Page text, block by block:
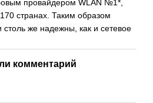
провайдером WLAN №1*,
странах. Таким образом
же надежны, как и сетевое
комментарий